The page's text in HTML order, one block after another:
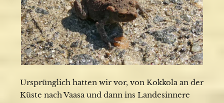
Ursprünglich hatten wir vor, von Kokkola an der
Küste nach Vaasa und dann ins Landesinnere